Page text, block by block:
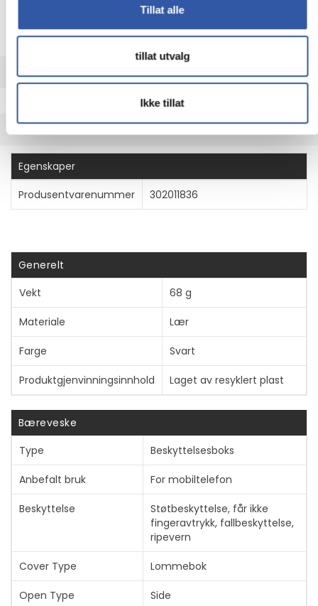
Tillat alle
tillat utvalg
Ikke tillat
Pålitelig beskyttelse, lettvekts design.
Vis mer
UTVIDET INFORMASJON
TEKNISK INFO
Egenskaper
Produsentvarenummer
302011836
Generelt
Vekt
68 g
Materiale Lær
Farge Svart
Produktgjenvinningsinnhold Laget av resyklert plast
Bæreveske
Type
Beskyttelsesboks
Anbefalt bruk For mobiltelefon
Beskyttelse
Støtbeskyttelse, får ikke
fingeravtrykk, fallbeskyttelse,
ripevern
Cover Type Lommebok
Open Type Side